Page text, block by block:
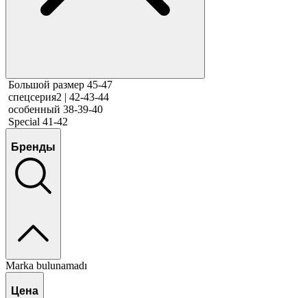
Большой размер 45-47
спецсерия2 | 42-43-44
особенный 38-39-40
Special 41-42
Бренды
Marka bulunamadı
Цена